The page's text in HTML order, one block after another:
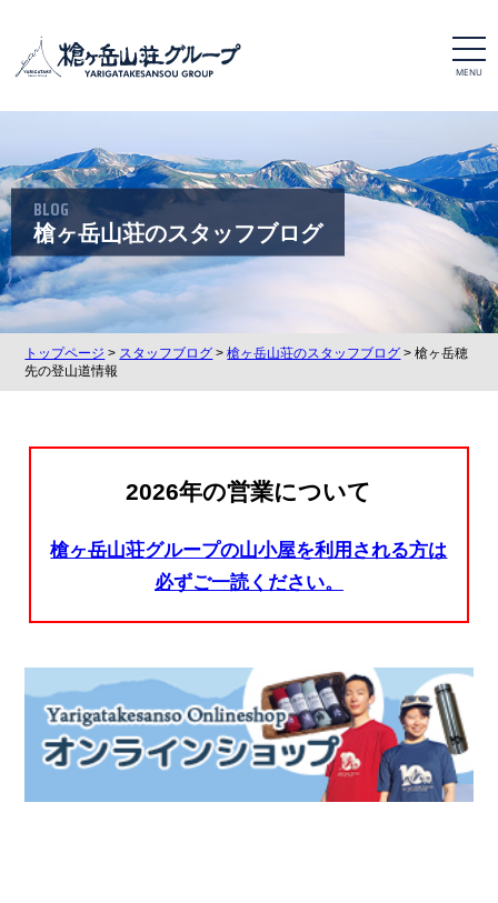
t
o
g
l
n
a
v
g
a
o
n
BLOG
槍ヶ岳山荘のスタッフブログ
トップページ > スタッフブログ >槍ヶ岳山荘のスタッフブログ > 槍ヶ岳穂
先の登山道情報
2026年の営業について
槍ヶ岳山荘グループの山小屋を利用される方は
必ずご一読ください。